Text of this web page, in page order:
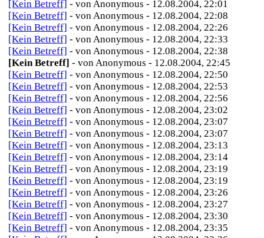
[Kein Betreff] - von Anonymous - 12.08.2004, 22:01
[Kein Betreff] - von Anonymous - 12.08.2004, 22:08
[Kein Betreff] - von Anonymous - 12.08.2004, 22:26
[Kein Betreff] - von Anonymous - 12.08.2004, 22:33
[Kein Betreff] - von Anonymous - 12.08.2004, 22:38
[Kein Betreff] - von Anonymous - 12.08.2004, 22:45
[Kein Betreff] - von Anonymous - 12.08.2004, 22:50
[Kein Betreff] - von Anonymous - 12.08.2004, 22:53
[Kein Betreff] - von Anonymous - 12.08.2004, 22:56
[Kein Betreff] - von Anonymous - 12.08.2004, 23:02
[Kein Betreff] - von Anonymous - 12.08.2004, 23:07
[Kein Betreff] - von Anonymous - 12.08.2004, 23:07
[Kein Betreff] - von Anonymous - 12.08.2004, 23:13
[Kein Betreff] - von Anonymous - 12.08.2004, 23:14
[Kein Betreff] - von Anonymous - 12.08.2004, 23:19
[Kein Betreff] - von Anonymous - 12.08.2004, 23:19
[Kein Betreff] - von Anonymous - 12.08.2004, 23:26
[Kein Betreff] - von Anonymous - 12.08.2004, 23:27
[Kein Betreff] - von Anonymous - 12.08.2004, 23:30
[Kein Betreff] - von Anonymous - 12.08.2004, 23:35